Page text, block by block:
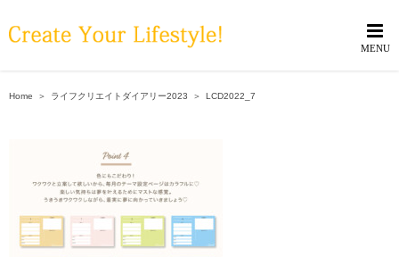
to
Home ＞ ライフクリエイトダイアリー2023 ＞ LCD2022_7